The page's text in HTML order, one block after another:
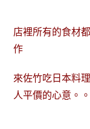
店裡所有的食材
作
來佐竹吃日本料
人平價的心意。。